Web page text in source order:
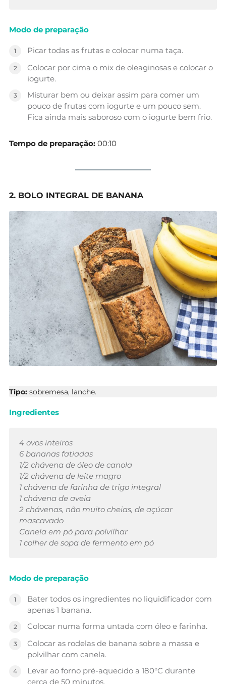
Modo de preparação
Picar todas as frutas e colocar numa taça.
Colocar por cima o mix de oleaginosas e colocar o
iogurte.
Misturar bem ou deixar assim para comer um
pouco de frutas com iogurte e um pouco sem.
Fica ainda mais saboroso com o iogurte bem frio.
Tempo de preparação: 00:10
2. BOLO INTEGRAL DE BANANA
Tipo: sobremesa, lanche.
Ingredientes
4 ovos inteiros
6 bananas fatiadas
1/2 chávena de óleo de canola
1/2 chávena de leite magro
1 chávena de farinha de trigo integral
1 chávena de aveia
2 chávenas, não muito cheias, de açúcar
mascavado
Canela em pó para polvilhar
1 colher de sopa de fermento em pó
Modo de preparação
Bater todos os ingredientes no liquidificador com
apenas 1 banana.
Colocar numa forma untada com óleo e farinha.
Colocar as rodelas de banana sobre a massa e
polvilhar com canela.
Levar ao forno pré-aquecido a 180°C durante
cerca de 50 minutos.